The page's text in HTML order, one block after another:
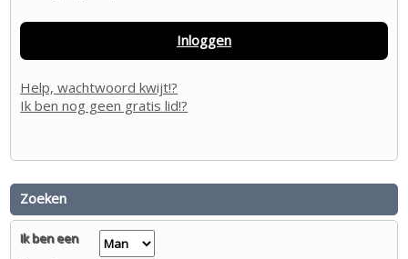
Inloggen
Help, wachtwoord kwijt!?
Ik ben nog geen gratis lid!?
Zoeken
Ik ben een